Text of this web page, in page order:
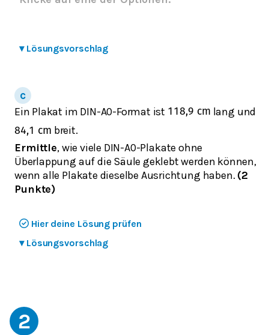
▾ Lösungsvorschlag
Ein Plakat im DIN-A0-Format ist 118,9 cm lang und
84,1 cm breit.
Ermittle, wie viele DIN-A0-Plakate ohne
Überlappung auf die Säule geklebt werden können,
wenn alle Plakate dieselbe Ausrichtung haben. (2
Punkte)
Hier deine Lösung prüfen
▾ Lösungsvorschlag
2